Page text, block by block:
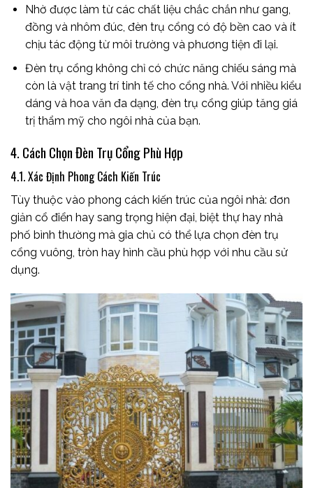
Nhờ được làm từ các chất liệu chắc chắn như gang,
đồng và nhôm đúc, đèn trụ cổng có độ bền cao và ít
chịu tác động từ môi trường và phương tiện đi lại.
Đèn trụ cổng không chỉ có chức năng chiếu sáng mà
còn là vật trang trí tinh tế cho cổng nhà. Với nhiều kiểu
dáng và hoa văn đa dạng, đèn trụ cổng giúp tăng giá
trị thẩm mỹ cho ngôi nhà của bạn.
4. Cách Chọn Đèn Trụ Cổng Phù Hợp
4.1. Xác Định Phong Cách Kiến Trúc
Tùy thuộc vào phong cách kiến trúc của ngôi nhà: đơn
giản cổ điển hay sang trọng hiện đại, biệt thự hay nhà
phố bình thường mà gia chủ có thể lựa chọn đèn trụ
cổng vuông, tròn hay hình cầu phù hợp với nhu cầu sử
dụng.